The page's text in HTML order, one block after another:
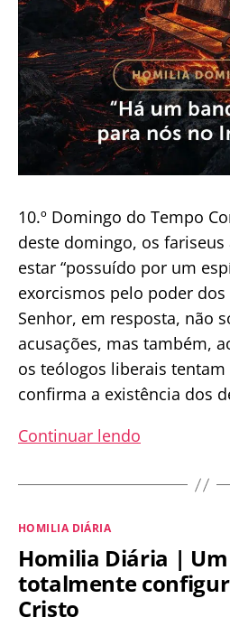
10.º Domingo do Tempo
deste domingo, os fariseus
estar “possuído por um
exorcismos pelo poder
Senhor, em resposta, não
acusações, mas também,
os teólogos liberais tentam
confirma a existência dos
Continuar lendo
|
um
lugar
Categorias
HOMILIA DIÁRIA
Homilia Diária |
totalmente
Cristo